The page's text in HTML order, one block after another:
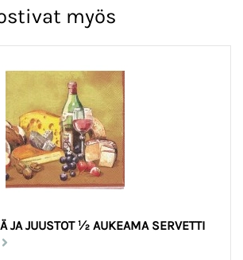
myös
JA JUUSTOT ½ AUKEAMA SERVETTI